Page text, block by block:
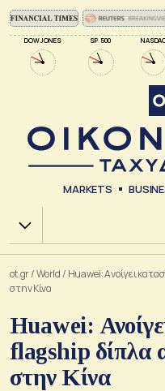
DOW JONES SP 500
MARKETS
Χ.Α.
ot.gr/World / Huawei: Ανοίγει
στην Κίνα
Huawei:
flagship δίπλα
στην Κίνα